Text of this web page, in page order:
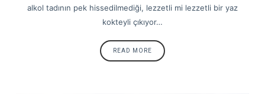
alkol tadının pek hissedilmediği, lezzetli mi lezzetli bir yaz
kokteyli çıkıyor…
READ MORE